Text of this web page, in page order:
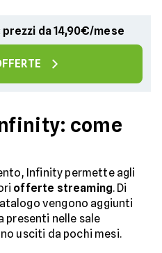
da 14,90€/mese
come
Infinity permette agli
offerte streaming. Di
vengono aggiunti
presenti nelle sale
usciti da pochi mesi.